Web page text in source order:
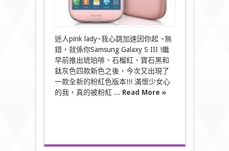
迷人pink lady~我心跳加速因你起 ~無
錯，就係你Samsung Galaxy S III !繼
早前推出琥珀啡、石榴紅、寶石黑和
鈦灰色四款新色之後，今次又出現了
一款全新的粉紅色版本!!! 滿懷少女心
的我，真的被粉紅 ... Read More »